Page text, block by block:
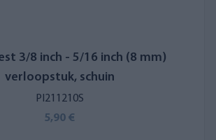
3/8 inch - 5/16 inch (8 mm)
verloopstuk, schuin
PI211210S
5,90 €